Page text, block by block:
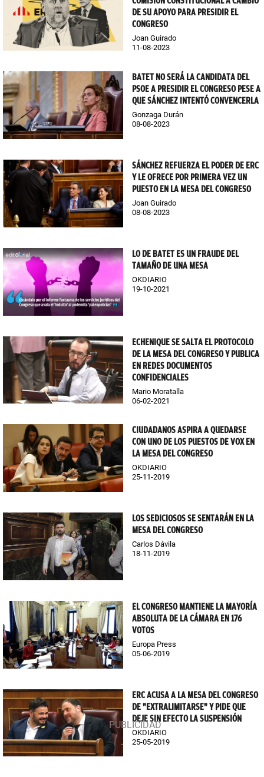
DE SU APOYO PARA PRESIDIR EL
CONGRESO
Joan Guirado
11-08-2023
BATET NO SERÁ LA CANDIDATA DEL
PSOE A PRESIDIR EL CONGRESO PESE A
QUE SÁNCHEZ INTENTÓ CONVENCERLA
Gonzaga Durán
08-08-2023
SÁNCHEZ REFUERZA EL PODER DE ERC
Y LE OFRECE POR PRIMERA VEZ UN
PUESTO EN LA MESA DEL CONGRESO
Joan Guirado
08-08-2023
LO DE BATET ES UN FRAUDE DEL
TAMAÑO DE UNA MESA
OKDIARIO
19-10-2021
ECHENIQUE SE SALTA EL PROTOCOLO
DE LA MESA DEL CONGRESO Y PUBLICA
EN REDES DOCUMENTOS
CONFIDENCIALES
Mario Moratalla
06-02-2021
CIUDADANOS ASPIRA A QUEDARSE
CON UNO DE LOS PUESTOS DE VOX EN
LA MESA DEL CONGRESO
OKDIARIO
25-11-2019
LOS SEDICIOSOS SE SENTARÁN EN LA
MESA DEL CONGRESO
Carlos Dávila
18-11-2019
EL CONGRESO MANTIENE LA MAYORÍA
ABSOLUTA DE LA CÁMARA EN 176
VOTOS
Europa Press
05-06-2019
ERC ACUSA A LA MESA DEL CONGRESO
DE "EXTRALIMITARSE" Y PIDE QUE
DEJE SIN EFECTO LA SUSPENSIÓN
OKDIARIO
25-05-2019